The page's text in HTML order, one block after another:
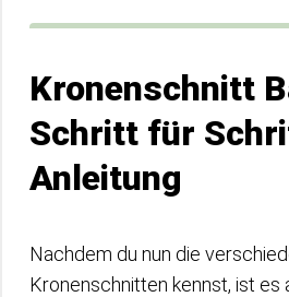
Kronenschnitt
Schritt für
Anleitung
Nachdem du nun die
Kronenschnitten kennst, ist es